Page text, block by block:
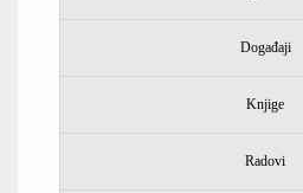
Događaji
Knjige
Radovi